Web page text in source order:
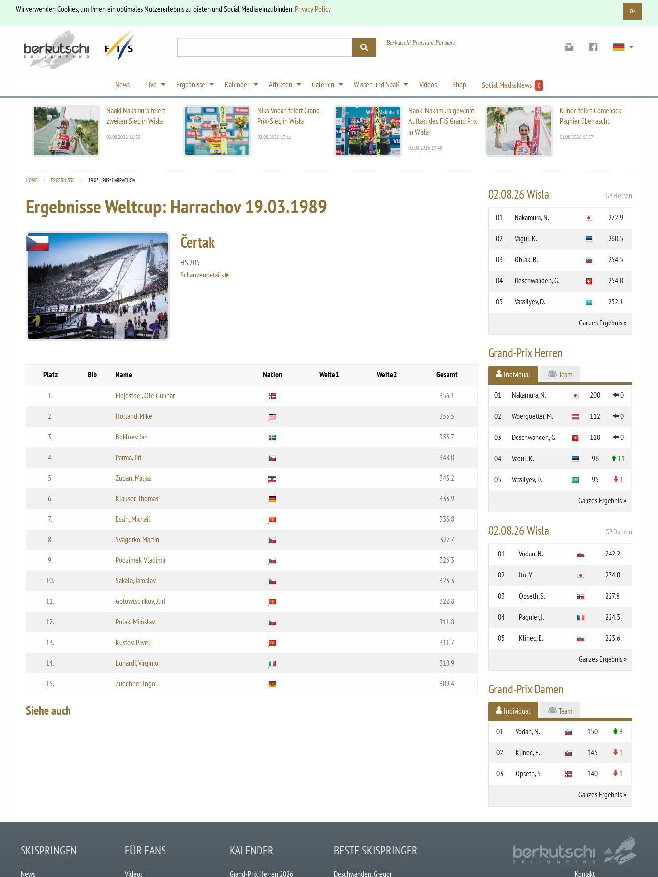
Wir verwenden Cookies, um Ihnen ein optimales Nutzererlebnis zu bieten und Social Media einzubinden.Privacy Policy OK
Berkutschi Premium Partners
News Live Ergebnisse Kalender Athleten Galerien Wissen und Spaß Videos Shop Social Media News 0
Naoki Nakamura feiert
zweiten Sieg in Wisła
02.08.2026 16:55
Nika Vodan feiert Grand-
Prix-Sieg in Wisła
02.08.2026 13:11
Naoki Nakamura gewinnt
Auftakt des FIS Grand Prix
in Wisła
01.08.2026 19:48
Klinec feiert Comeback –
Pagnier überrascht
01.08.2026 12:57
HOME ERGEBNISSE CURRENT:
19.03.1989: HARRACHOV
Ergebnisse Weltcup: Harrachov19.03.1989
Čertak
HS 205
Schanzendetails
Platz Bib Name Nation Weite1 Weite2 Gesamt
1. Fidjestoel, Ole Gunnar 356.1
2. Holland, Mike 355.5
3. Bokloev, Jan 353.7
4. Parma, Jiri 348.0
5. Zupan, Matjaz 343.2
6. Klauser, Thomas 333.9
7. Essin, Michail 333.8
8. Svagerko, Martin 327.7
9. Podzimek, Vladimir 326.3
10. Sakala, Jaroslav 323.3
11. Golowtschikov, Juri 322.8
12. Polak, Miroslav 311.8
13. Kustov, Pavel 311.7
14. Lunardi, Virginio 310.9
15. Zuechner, Ingo 309.4
Siehe auch
02.08.26 Wisla GP Herren
01 Nakamura, N. 272.9
02 Vagul, K. 260.5
03 Oblak, R. 254.5
04 Deschwanden, G. 254.0
05 Vassilyev, D. 252.1
Ganzes Ergebnis»
Grand-Prix Herren
Individual Team
01 Nakamura, N. 200 0
02 Woergoetter, M. 112 0
03 Deschwanden, G. 110 0
04 Vagul, K. 96 11
05 Vassilyev, D. 95 1
Ganzes Ergebnis»
02.08.26 Wisla GP Damen
01 Vodan, N. 242.2
02 Ito, Y. 234.0
03 Opseth, S. 227.8
04 Pagnier, J. 224.3
05 Klinec, E. 223.6
Ganzes Ergebnis»
Grand-Prix Damen
Individual Team
01 Vodan, N. 150 3
02 Klinec, E. 145 1
03 Opseth, S. 140 1
Ganzes Ergebnis»
SKISPRINGEN
News
FÜR FANS
Videos
KALENDER
Grand-Prix Herren 2026
BESTE SKISPRINGER
Deschwanden, Gregor Kontakt